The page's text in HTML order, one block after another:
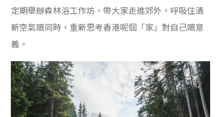
定期舉辦森林浴工作坊，帶大家走進郊外，呼吸住清
新空氣嘅同時，重新思考香港呢個「家」對自己嘅意
義。